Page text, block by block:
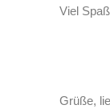
Viel
Grüße,